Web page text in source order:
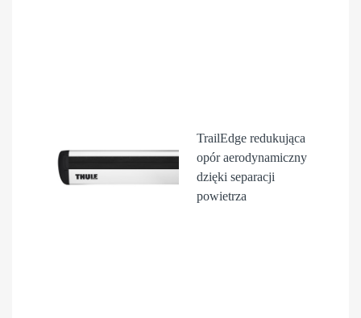
TrailEdge redukująca
opór aerodynamiczny
dzięki separacji
powietrza